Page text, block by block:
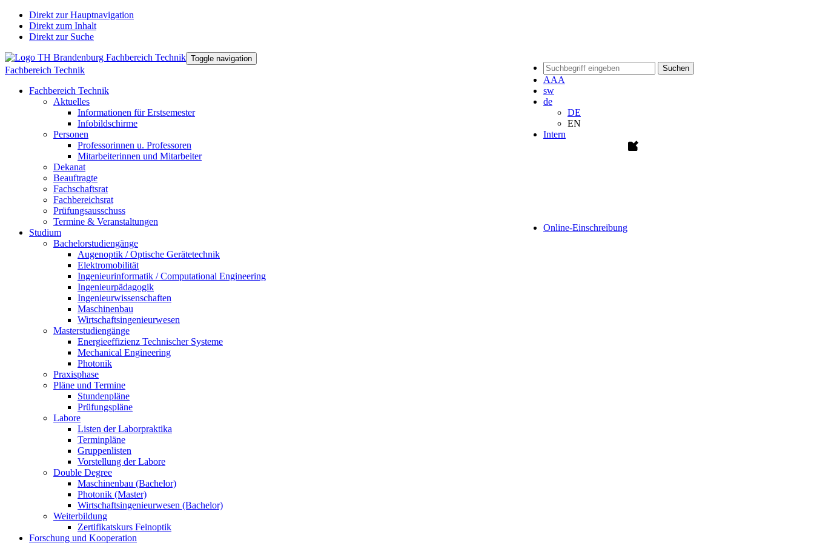
Direkt zur Hauptnavigation
Direkt zum Inhalt
Direkt zur Suche
Suchen
AAA
sw
de
DE
EN
Intern
Online-Einschreibung
Toggle navigation
Fachbereich Technik
Fachbereich Technik
Aktuelles
Informationen für Erstsemester
Infobildschirme
Personen
Professorinnen u. Professoren
Mitarbeiterinnen und Mitarbeiter
Dekanat
Beauftragte
Fachschaftsrat
Fachbereichsrat
Prüfungsausschuss
Termine & Veranstaltungen
Studium
Bachelorstudiengänge
Augenoptik / Optische Gerätetechnik
Elektromobilität
Ingenieurinformatik / Computational Engineering
Ingenieurpädagogik
Ingenieurwissenschaften
Maschinenbau
Wirtschaftsingenieurwesen
Masterstudiengänge
Energieeffizienz Technischer Systeme
Mechanical Engineering
Photonik
Praxisphase
Pläne und Termine
Stundenpläne
Prüfungspläne
Labore
Listen der Laborpraktika
Terminpläne
Gruppenlisten
Vorstellung der Labore
Double Degree
Maschinenbau (Bachelor)
Photonik (Master)
Wirtschaftsingenieurwesen (Bachelor)
Weiterbildung
Zertifikatskurs Feinoptik
Forschung und Kooperation